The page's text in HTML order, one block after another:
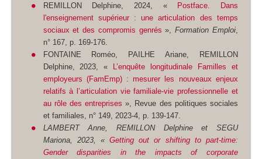
REMILLON Delphine, 2024, « Postface. Dans
l'enseignement supérieur : une articulation des temps
sociaux et des compromis genrés »,Formation Emploi,
n° 167, p. 169-176.
FONTAINE Roméo, PAILHE Ariane, REMILLON
Delphine, 2023, « L’enquête longitudinale Familles et
employeurs (FamEmp) : mesurer les nouveaux enjeux
relatifs à l’articulation vie familiale-vie professionnelle et
au rôle des entreprises», Revue des politiques sociales
et familiales , n° 149, 2023-4, p. 139-147.
LAMBERT Anne, REMILLON Delphine et SEGU
Mariona, 2023, «Getting out or shifting to part-time:
Gender disparities in the impacts of corporate